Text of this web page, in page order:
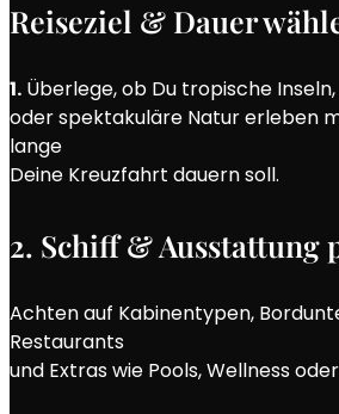
Reiseziel & Dauer
1. Überlege, ob Du tropische
oder spektakuläre Natur erleben
lange
Deine Kreuzfahrt dauern soll.
2. Schiff & Ausstattung
Achten auf Kabinentypen,
Restaurants
und Extras wie Pools, Wellness